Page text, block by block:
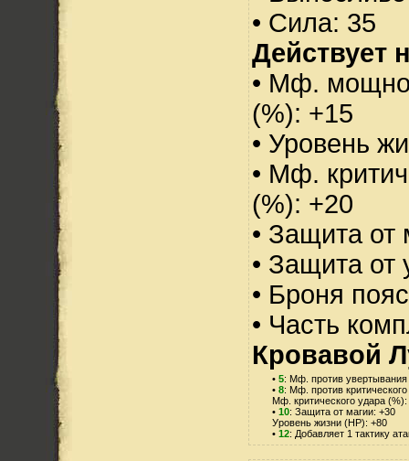
• Сила: 35
Действует
• Мф.
(%): +15
• Уровень
• Мф.
(%): +20
• Защита от
• Защита от
• Броня
• Часть
Кровавой
• 5: Мф. против увертывания
• 8: Мф. против
Мф. критического удара (%):
• 10: Защита от магии: +30
Уровень жизни (HP): +80
• 12: Добавляет 1 тактику